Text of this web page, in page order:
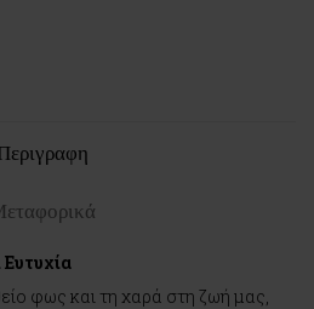
φως και τη χαρά στη ζωή μας,